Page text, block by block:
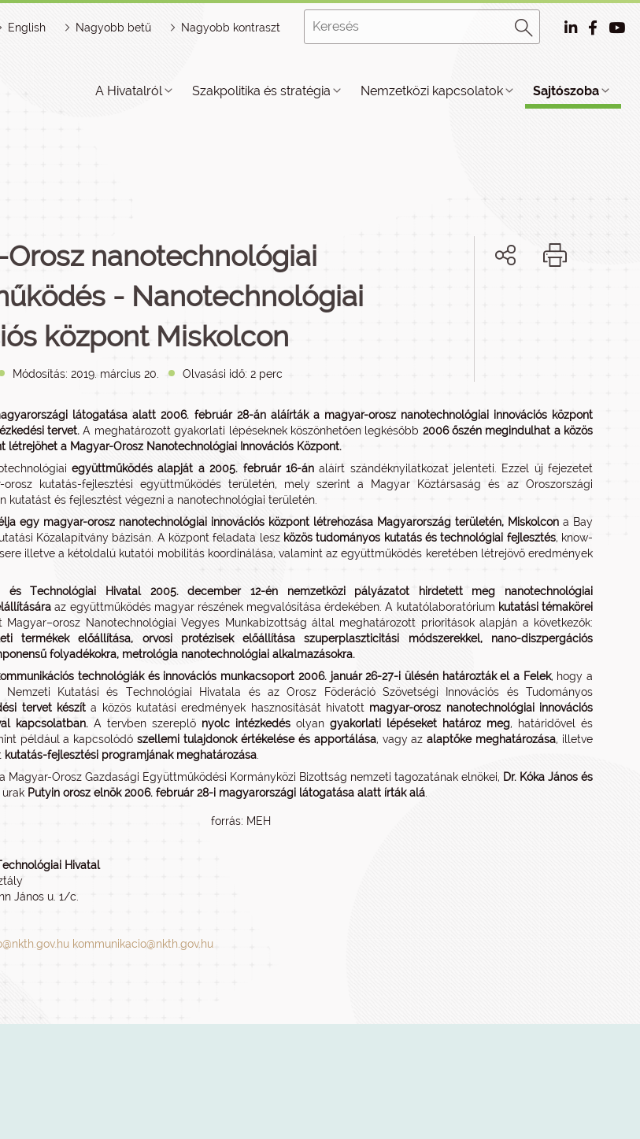
English Nagyobb betű Nagyobb kontraszt
A Hivatalról Szakpolitika és stratégia Nemzetközi kapcsolatok Sajtószoba
nanotechnológiai
- Nanotechnológiai
központ Miskolcon
Módosítás: 2019. március 20. Olvasási idő: 2 perc
látogatása alatt 2006. február 28-án aláírták a magyar-orosz nanotechnológiai innovációs központ
tervet. A meghatározott gyakorlati lépéseknek köszönhetően legkésőbb 2006 őszén megindulhat a közös
létrejöhet a Magyar-Orosz Nanotechnológiai Innovációs Központ.
együttműködés alapját a 2005. február 16-ánaláírt szándéknyilatkozat jelenteti. Ezzel új fejezetet
kutatás-fejlesztési együttműködés területén, mely szerint a Magyar Köztársaság és az Oroszországi
kutatást és fejlesztést végezni a nanotechnológiai területén.
egy magyar-orosz nanotechnológiai innovációs központ létrehozása Magyarország területén, Miskolcon a Bay
Közalapítvány bázisán. A központ feladata lesz közös tudományos kutatás és technológiai fejlesztés, know-
illetve a kétoldalú kutatói mobilitás koordinálása, valamint az együttműködés keretében létrejövő eredmények
és Technológiai Hivatal 2005. december 12-én nemzetközi pályázatot hirdetett meg nanotechnológiai
az együttműködés magyar részének megvalósítása érdekében. A kutatólaboratórium kutatási témakörei
Nanotechnológiai Vegyes Munkabizottság által meghatározott prioritások alapján a következők:
termékek előállítása, orvosi protézisek előállítása szuperplaszticitási módszerekkel, nano-diszpergációs
folyadékokra, metrológia nanotechnológiai alkalmazásokra.
technológiák és innovációs munkacsoport 2006. január 26-27-i ülésén határozták el a Felek, hogy a
Nemzeti Kutatási és Technológiai Hivatala és az Orosz Föderáció Szövetségi Innovációs és Tudományos
tervet készít a közös kutatási eredmények hasznosítását hivatott magyar-orosz nanotechnológiai innovációs
kapcsolatban. A tervben szereplő nyolc intézkedés olyan gyakorlati lépéseket határoz meg, határidővel és
például a kapcsolódószellemi tulajdonok értékelése és apportálása, vagy azalaptőke meghatározása, illetve
kutatás-fejlesztési programjának meghatározása
Magyar-Orosz Gazdasági Együttműködési Kormányközi Bizottság nemzeti tagozatának elnökei, Dr. Kóka János és
Putyin orosz elnök 2006. február 28-i magyarországi látogatása alatt írták alá
forrás: MEH
Hivatal
János u. 1/c.
kommunikacio@nkth.gov.hu